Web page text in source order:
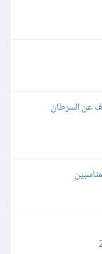
عن السرطان